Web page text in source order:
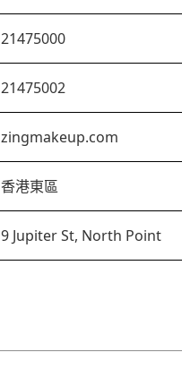
21475000
21475002
zingmakeup.com
香港東區
9 Jupiter St, North Point